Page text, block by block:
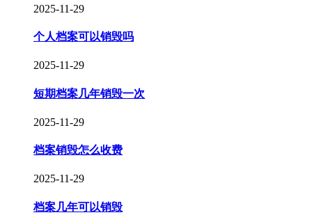
2025-11-29
个人档案可以销毁吗
2025-11-29
短期档案几年销毁一次
2025-11-29
档案销毁怎么收费
2025-11-29
档案几年可以销毁